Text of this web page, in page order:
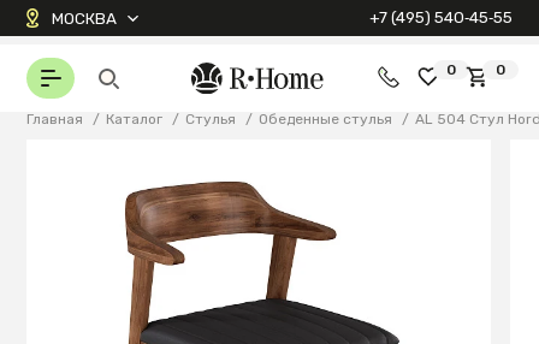
МОСКВА +7 (495) 540‑45‑55
0 0
Главная / Каталог / Стулья / Обеденные стулья / AL 504 Стул